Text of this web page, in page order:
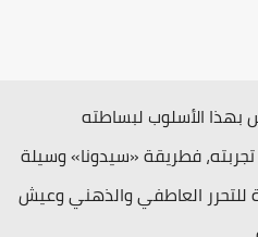
بهذا الأسلوب لبساطته
فطريقة «سيدونا» وسيلة
للتحرر العاطفي والذهني وعيش